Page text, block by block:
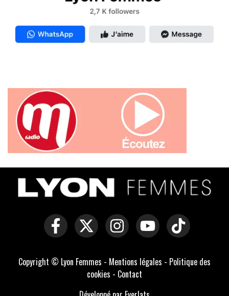
Copyright © Lyon Femmes - Mentions légales - Politique des
cookies - Contact